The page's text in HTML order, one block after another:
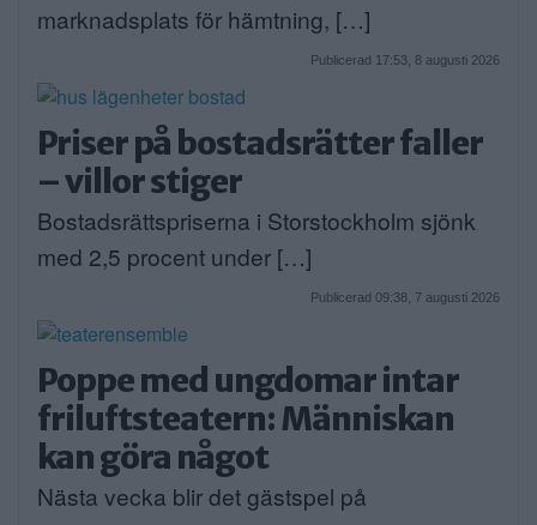
marknadsplats för hämtning, […]
Publicerad 17:53, 8 augusti 2026
Priser på bostadsrätter faller
– villor stiger
Bostadsrättspriserna i Storstockholm sjönk
med 2,5 procent under […]
Publicerad 09:38, 7 augusti 2026
Poppe med ungdomar intar
friluftsteatern: Människan
kan göra något
Nästa vecka blir det gästspel på